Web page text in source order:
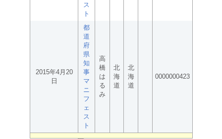
ス
ト
2015年4月20
日
都
道
府
県
知
事
マ
ニ
フ
ェ
ス
ト
高
橋
は
る
み
北
海
道
北
海
道
0000000423